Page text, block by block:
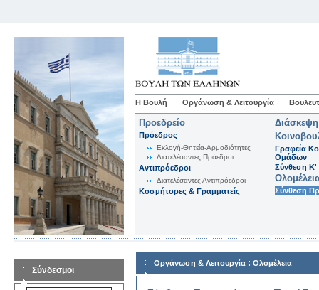
Η Βουλή Οργάνωση & Λειτουργία
Προεδρείο
Πρόεδρος
Εκλογή-Θητεία-Αρμοδιότητες
Διατελέσαντες Πρόεδροι
Αντιπρόεδροι
Διατελέσαντες Αντιπρόεδροι
Κοσμήτορες & Γραμματείς
Γραφεία
Ομάδων
Σύνθεση K'
Σύνθεση
Σύνδεσμοι
Οργάνωση & Λειτουργία : Ολομέλεια